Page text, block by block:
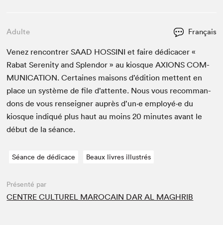
Adulte Français
Venez ren­con­tr­erSAAD HOSSI­NI et faire dédi­cac­er «
Rabat Seren­i­ty and Splen­dor » au kiosqueAXIONS COM­
MU­NI­CA­TION. Cer­taines maisons d’édi­tion met­tent en
place un sys­tème de file d’at­tente. Nous vous recom­man­
dons de vous ren­seign­er auprès d’un·e employé·e du
kiosque indiqué plus haut au moins20 min­utes avant le
début de la séance.
Séance de dédicace Beaux livres illustrés
Présenté par
CENTRE CULTUREL MAROCAIN DAR AL MAGHRIB